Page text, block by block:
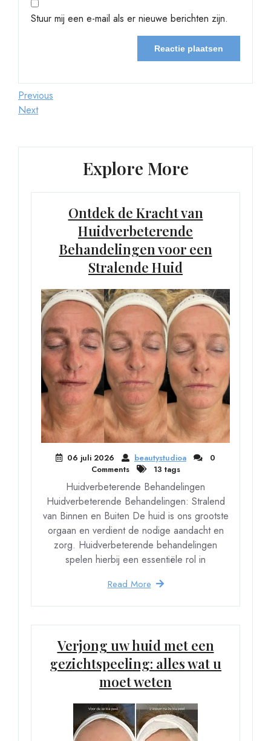
Stuur mij een e-mail als er nieuwe berichten zijn.
Berichtnavigatie
Previous
Post
Previous
Next
Next
Explore More
Ontdek de Kracht van
Huidverbeterende
Behandelingen voor een
Stralende Huid
06 juli 2026 beautystudioa
0
Comments
13 tags
Huidverbeterende Behandelingen
Huidverbeterende Behandelingen: Stralend
van Binnen en Buiten De huid is ons grootste
orgaan en verdient de nodige aandacht en
zorg. Huidverbeterende behandelingen
spelen hierbij een essentiële rol in
Read More
Verjong uw huid met een
gezichtspeeling: alles wat u
moet weten